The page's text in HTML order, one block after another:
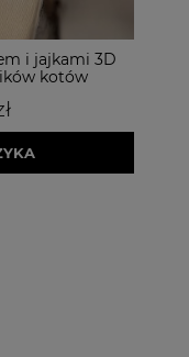
i jajkami 3D
kotów